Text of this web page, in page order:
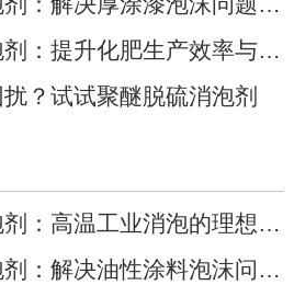
化肥工业用消泡剂：提升化肥生产效率与质量的关...
？试试聚醚脱硫消泡剂
耐高温聚醚消泡剂：高温工业消泡的理想之选
油性涂料用消泡剂：解决油性涂料泡沫问题的关键